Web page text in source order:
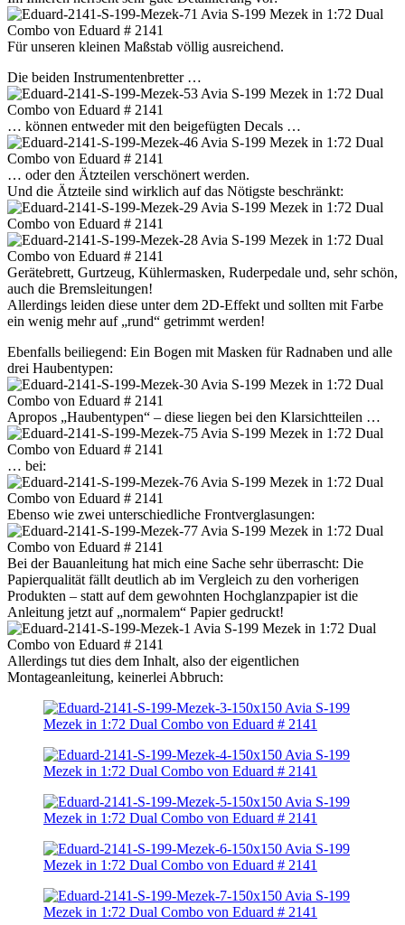
Für unseren kleinen Maßstab völlig ausreichend.
Die beiden Instrumentenbretter …
… können entweder mit den beigefügten Decals …
… oder den Ätzteilen verschönert werden.
Und die Ätzteile sind wirklich auf das Nötigste beschränkt:
Gerätebrett, Gurtzeug, Kühlermasken, Ruderpedale und, sehr schön,
auch die Bremsleitungen!
Allerdings leiden diese unter dem 2D-Effekt und sollten mit Farbe
ein wenig mehr auf „rund“ getrimmt werden!
Ebenfalls beiliegend: Ein Bogen mit Masken für Radnaben und alle
drei Haubentypen:
Apropos „Haubentypen“ – diese liegen bei den Klarsichtteilen …
… bei:
Ebenso wie zwei unterschiedliche Frontverglasungen:
Bei der Bauanleitung hat mich eine Sache sehr überrascht: Die
Papierqualität fällt deutlich ab im Vergleich zu den vorherigen
Produkten – statt auf dem gewohnten Hochglanzpapier ist die
Anleitung jetzt auf „normalem“ Papier gedruckt!
Allerdings tut dies dem Inhalt, also der eigentlichen
Montageanleitung, keinerlei Abbruch: